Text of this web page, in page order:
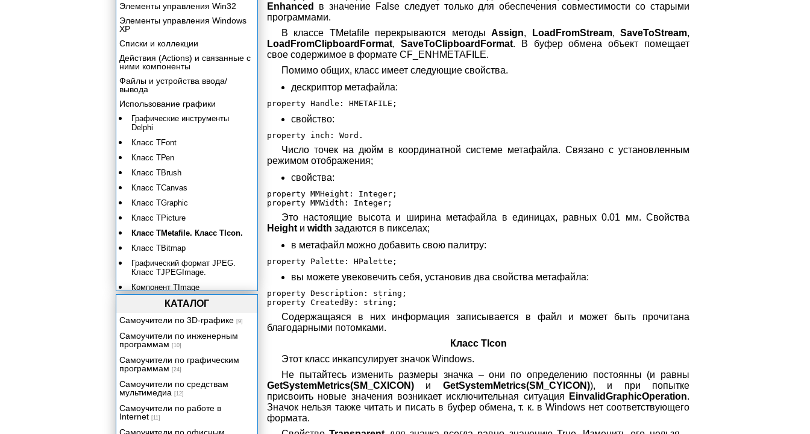
Enhanced
в значение False следует только для обеспечения совместимости со старыми
программами.
В классе TMetafile перекрываются методыAssign, LoadFromStream,SaveToStream,
LoadFromClipboardFormat, SaveToClipboardFormat. В буфер обмена объект помещает
свое содержимое в формате CF_ENHMETAFILE.
Помимо общих, класс имеет следующие свойства.
дескриптор метафайла:
свойство:
Число точек на дюйм в координатной системе метафайла. Связано с установленным
режимом отображения;
свойства:
property MMHeight: Integer;
Это настоящие высота и ширина метафайла в единицах, равных 0.01 мм. Свойства
Height и width задаются в пикселах;
в метафайл можно добавить свою палитру:
вы можете увековечить себя, установив два свойства метафайла:
property Description: string;
Содержащаяся в них информация записывается в файл и может быть прочитана
благодарными потомками.
Класс Tlcon
Этот класс инкапсулирует значок Windows.
Не пытайтесь изменить размеры значка – они по определению постоянны (и равны
GetSystemMetrics(SM_CXICON) и GetSystemMetrics(SM_CYICON)), и при попытке
присвоить новые значения возникает исключительная ситуация
EinvalidGraphicOperation.
Значок нельзя также читать и писать в буфер обмена, т. к. в Windows нет соответствующего
формата.
Элементы управления Win32
Элементы управления Windows
XP
Списки и коллекции
Действия (Actions) и связанные с
ними компоненты
Файлы и устройства ввода/
вывода
Использование графики
Графические инструменты
Delphi
Класс TFont
Класс ТРеn
Класс TBrush
Класс TCanvas
Класс TGraphic
Класс TPicture
Класс TMetafile. Класс Tlcon.
Класс TBitmap
Графический формат JPEG.
Класс TJPEGImage.
Компонент TImage
Использование диалогов для
графических файлов
Класс TClipboard
Класс TScreen
Вывод графики с
использованием отображаемых
файлов
Класс TAnimate
Архитектура приложений баз
КАТАЛОГ
Самоучители по 3D-графике [9]
Самоучители по инженерным
программам [10]
Самоучители по графическим
программам [24]
Самоучители по средствам
мультимедиа [12]
Самоучители по работе в
Internet [11]